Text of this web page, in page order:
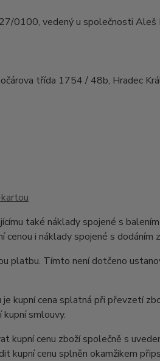
0100, vedený u společnosti Aleš
třída 1754 / 48b, Hradec
také náklady spojené s
i náklady spojené s dodáním
platbu. Tímto není dotčeno
cena splatná při převzetí
smlouvy.
cenu zboží společně s
kupní cenu splněn okamžikem